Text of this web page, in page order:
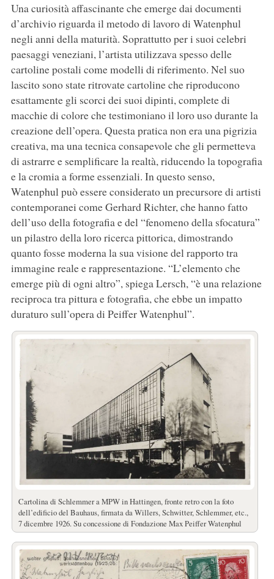
Una curiosità affascinante che emerge dai documenti
d’archivio riguarda il metodo di lavoro di Watenphul
negli anni della maturità. Soprattutto per i suoi celebri
paesaggi veneziani, l’artista utilizzava spesso delle
cartoline postali come modelli di riferimento. Nel suo
lascito sono state ritrovate cartoline che riproducono
esattamente gli scorci dei suoi dipinti, complete di
macchie di colore che testimoniano il loro uso durante la
creazione dell’opera. Questa pratica non era una pigrizia
creativa, ma una tecnica consapevole che gli permetteva
di astrarre e semplificare la realtà, riducendo la topografia
e la cromia a forme essenziali. In questo senso,
Watenphul può essere considerato un precursore di artisti
contemporanei come Gerhard Richter, che hanno fatto
dell’uso della fotografia e del “fenomeno della sfocatura”
un pilastro della loro ricerca pittorica, dimostrando
quanto fosse moderna la sua visione del rapporto tra
immagine reale e rappresentazione. “L’elemento che
emerge più di ogni altro”, spiega Lersch, “è una relazione
reciproca tra pittura e fotografia, che ebbe un impatto
duraturo sull’opera di Peiffer Watenphul”.
Cartolina di Schlemmer a MPW in Hattingen, fronte retro con la foto
dell’edificio del Bauhaus, firmata da Willers, Schwitter, Schlemmer, etc.,
7 dicembre 1926. Su concessione di Fondazione Max Peiffer Watenphul